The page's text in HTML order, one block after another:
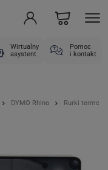
Wirtualny
asystent
Pomoc
i kontakt
DYMO Rhino Rurki